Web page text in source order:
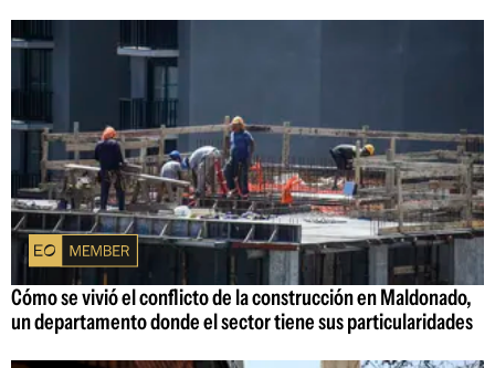
Cómo se vivió el conflicto de la construcción en Maldonado,
un departamento donde el sector tiene sus particularidades